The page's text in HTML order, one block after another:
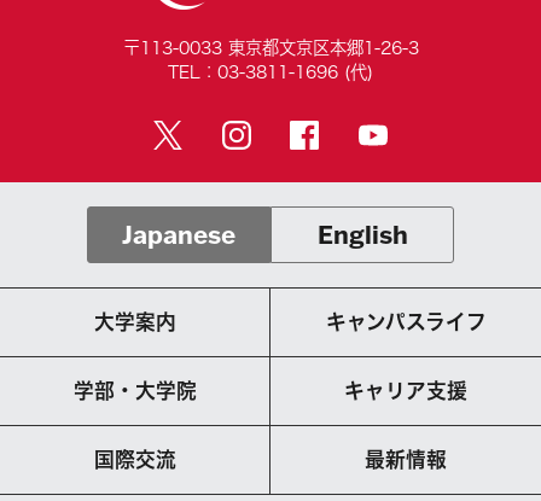
〒113-0033 東京都文京区本郷1-26-3
TEL：03-3811-1696 (代)
Japanese English
大学案内 キャンパスライフ
学部・大学院 キャリア支援
国際交流 最新情報